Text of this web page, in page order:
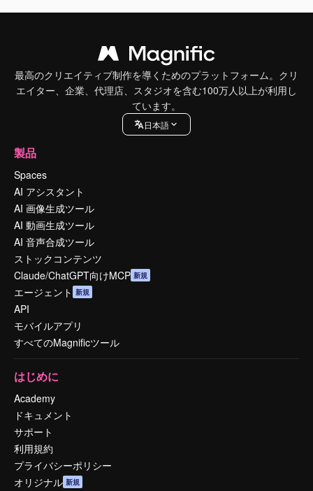
最高のクリエイティブ制作を導くためのプラットフォーム。クリ
エイター、企業、代理店、スタジオを含む100万人以上が利用し
ています。
日本語
製品
Spaces
AI アシスタント
AI 画像生成ツール
AI 動画生成ツール
AI 音声合成ツール
ストックコンテンツ
Claude/ChatGPT向けMCP 新規
エージェント 新規
API
モバイルアプリ
すべてのMagnificツール
はじめに
Academy
ドキュメント
サポート
利用規約
プライバシーポリシー
オリジナル 新規